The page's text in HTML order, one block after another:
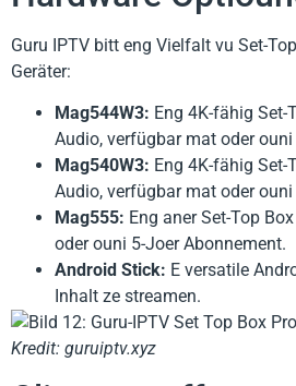
Guru IPTV bitt eng Vielfalt vu Set-
Geräter:
Mag544W3: Eng 4K-fähig
Audio, verfügbar mat oder
Mag540W3: Eng 4K-fähig
Audio, verfügbar mat oder
Mag555: Eng aner Set-Top
oder ouni 5-Joer Abonnement.
Android Stick: E versatile
Inhalt ze streamen.
Kredit: guruiptv.xyz